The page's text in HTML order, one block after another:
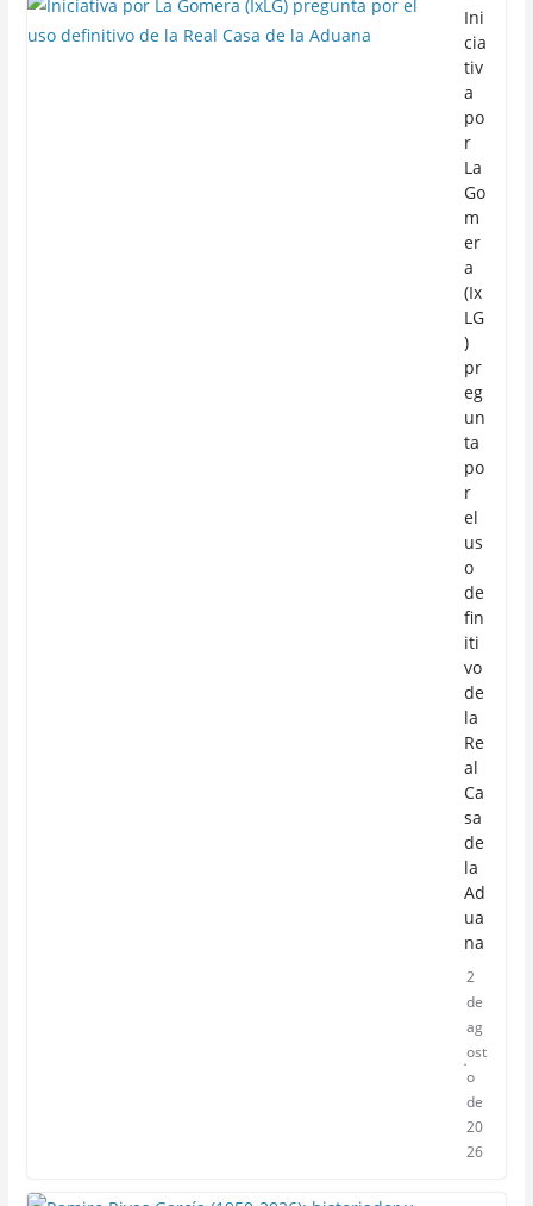
Ini
cia
tiv
a
po
r
La
Go
m
er
a
(Ix
LG
)
pr
eg
un
ta
po
r
el
us
o
de
fin
iti
vo
de
la
Re
al
Ca
sa
de
la
Ad
ua
na
2
de
ag
ost
o
de
20
26